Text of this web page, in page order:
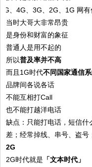
当时大哥大非常昂贵
是身份和财富的象征
普通人是用不起的
所以普及率并不高
而且1G时代不同国家通信
品牌间各说各话
不能互相打Call
也不能打越洋电话
缺点：只能打电话，短信
差；经常掉线、串号、盗号
2G
2G时代就是 「文本时代」